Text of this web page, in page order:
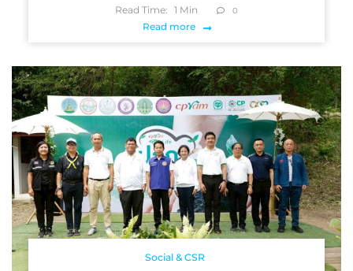
Read Time: 1 Min 0
Read more
Social & CSR